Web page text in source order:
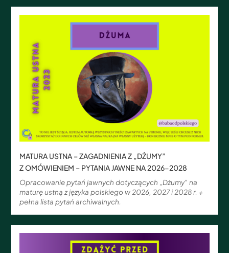
MATURA USTNA – ZAGADNIENIA Z „DŻUMY”
Z OMÓWIENIEM – PYTANIA JAWNE NA 2026-2028
Opracowanie pytań jawnych dotyczących „Dżumy” na
maturę ustną z języka polskiego w 2026, 2027 i 2028 r. +
pełna lista pytań archiwalnych.